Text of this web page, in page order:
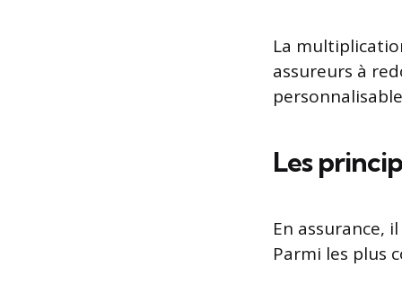
La
assureurs à
Les
En assurance,
Parmi les plus